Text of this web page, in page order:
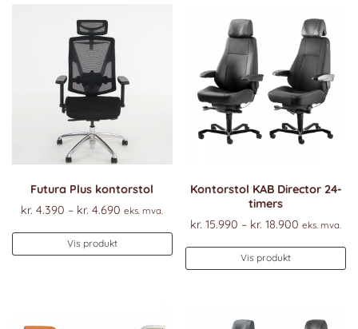
Futura Plus kontorstol
kr. 4.390 – kr. 4.690 Prisområde:
kr. 4.690
eks. mva.
Vis produkt
Dette
produktet
har
Alternativene
Kontorstol KAB Director 24-
timers
kr. 15.990 – kr. 18.900
kr. 18.900
eks. mva.
Vis produkt